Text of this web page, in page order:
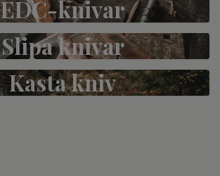
EDC-knivar
Slipa knivar
Kasta kniv